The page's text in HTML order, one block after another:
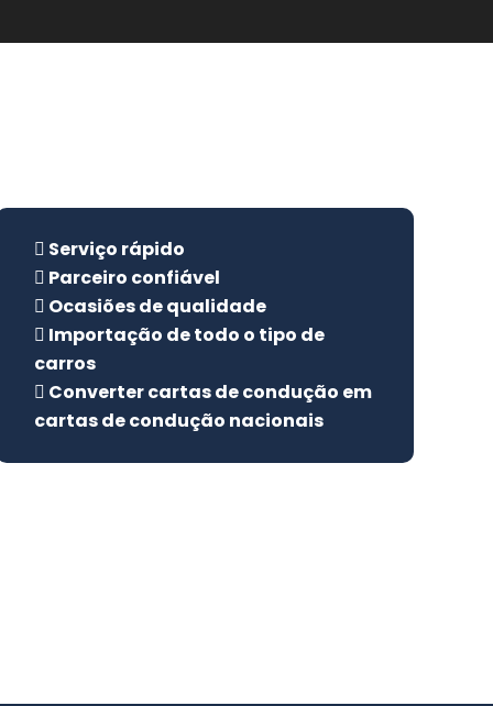
Serviço rápido
Parceiro confiável
Ocasiões de qualidade
Importação de todo o tipo de
carros
Converter cartas de condução em
cartas de condução nacionais